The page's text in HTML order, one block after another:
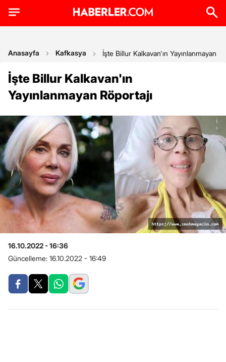
Anasayfa Kafkasya İşte Billur Kalkavan'ın Yayınlanmayan
İşte Billur Kalkavan'ın
Yayınlanmayan Röportajı
16.10.2022 - 16:36
Güncelleme: 16.10.2022 - 16:49